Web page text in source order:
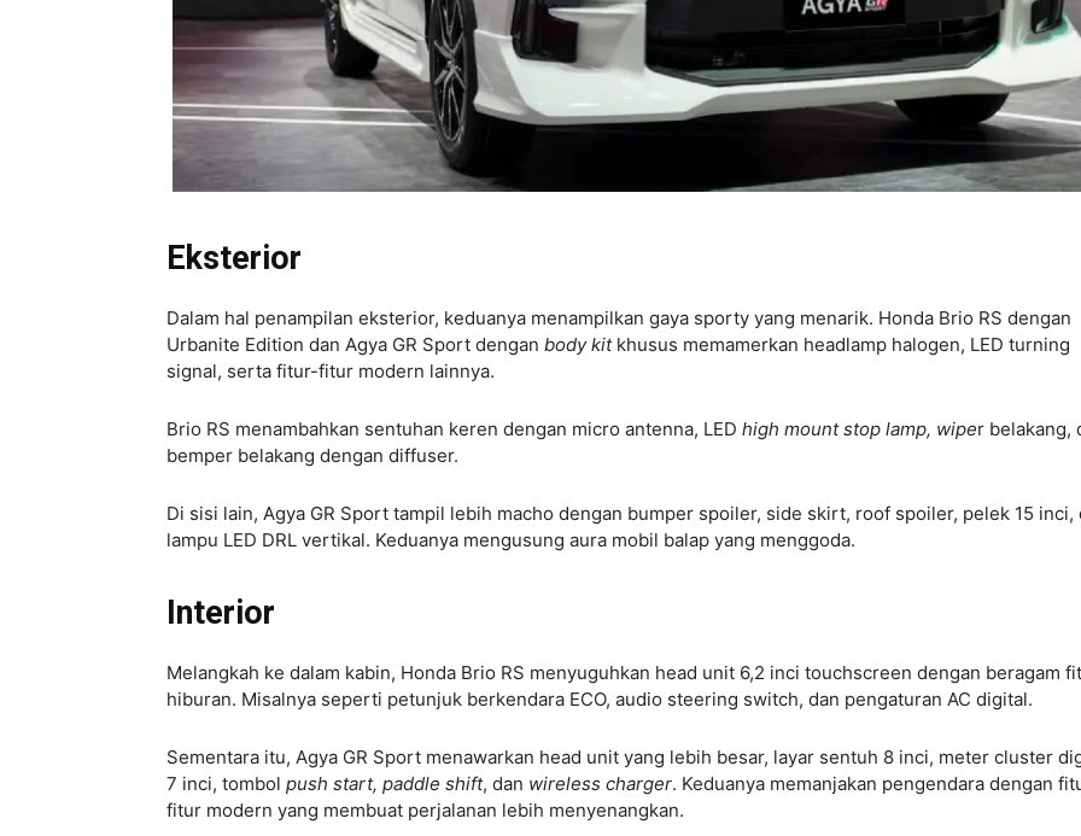
Eksterior
Dalam hal penampilan eksterior, keduanya menampilkan gaya sporty yang menarik. Honda Brio RS dengan
Urbanite Edition dan Agya GR Sport dengan body kit khusus memamerkan headlamp halogen, LED turning
signal, serta fitur-fitur modern lainnya.
Brio RS menambahkan sentuhan keren dengan micro antenna, LED high mount stop lamp, wiper belakang,
bemper belakang dengan diffuser.
Di sisi lain, Agya GR Sport tampil lebih macho dengan bumper spoiler, side skirt, roof spoiler, pelek 15 inci,
lampu LED DRL vertikal. Keduanya mengusung aura mobil balap yang menggoda.
Interior
Melangkah ke dalam kabin, Honda Brio RS menyuguhkan head unit 6,2 inci touchscreen dengan beragam
hiburan. Misalnya seperti petunjuk berkendara ECO, audio steering switch, dan pengaturan AC digital.
Sementara itu, Agya GR Sport menawarkan head unit yang lebih besar, layar sentuh 8 inci, meter cluster
7 inci, tombol push start, paddle shift, dan wireless charger. Keduanya memanjakan pengendara dengan
fitur modern yang membuat perjalanan lebih menyenangkan.